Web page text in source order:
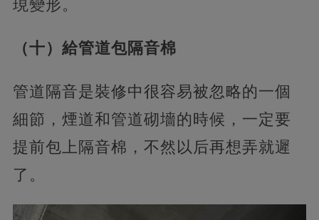
現變形。
（十）給管道包隔音棉
管道隔音是裝修中很容易被忽略的一個
細節，煙道和管道砌墻的時候，一定要
提前包上隔音棉，不然以后再想弄就遲
了。